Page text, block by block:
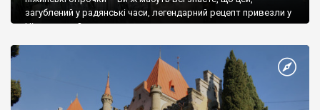
загублений у радянські часи, легендарний рецепт привезли у
Ніжин греки?